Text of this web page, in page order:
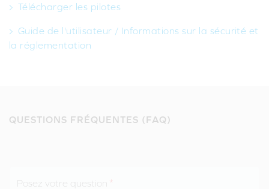
Télécharger les pilotes
Guide de l'utilisateur / Informations sur la sécurité et
la réglementation
QUESTIONS FRÉQUENTES (FAQ)
Posez votre question